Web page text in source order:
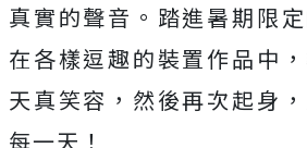
真實的聲音。踏進暑期限
在各樣逗趣的裝置作品中
天真笑容，然後再次起身
每一天！